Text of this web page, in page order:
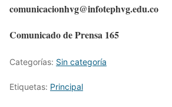
comunicacionhvg@infotephvg.edu.co
Comunicado de Prensa 165
Categorías: Sin categoría
Etiquetas: Principal